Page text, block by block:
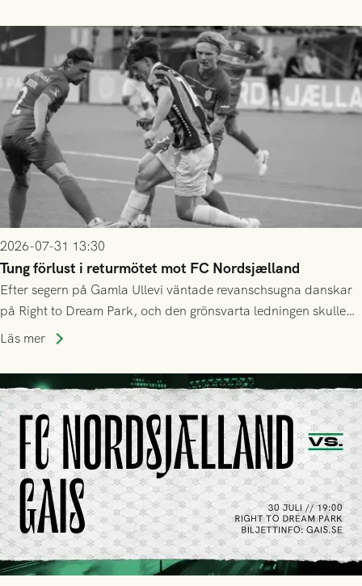
2026-07-31 13:30
Tung förlust i returmötet mot FC Nordsjælland
Efter segern på Gamla Ullevi väntade revanschsugna danskar
på Right to Dream Park, och den grönsvarta ledningen skulle
upphöra efter mindre än kvarten spelad. På lika mark visade
tennissiffror och det grönsvarta europaäventyret tog slut.
Läs mer